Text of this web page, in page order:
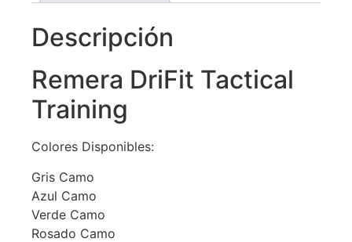
Descripción
Remera DriFit Tactical
Training
Colores Disponibles:
Gris Camo
Azul Camo
Verde Camo
Rosado Camo